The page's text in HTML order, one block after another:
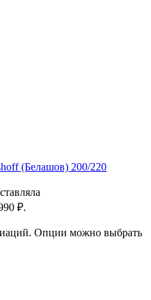
(Белашов) 200/220
₽.
Опции можно выбрать